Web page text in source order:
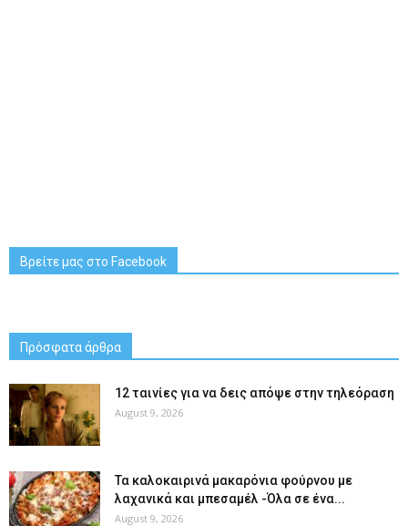
Βρείτε μας στο Facebook
Πρόσφατα άρθρα
12 ταινίες για να δεις απόψε στην τηλεόραση
August 9, 2026
Τα καλοκαιρινά μακαρόνια φούρνου με
λαχανικά και μπεσαμέλ -Όλα σε ένα...
August 9, 2026